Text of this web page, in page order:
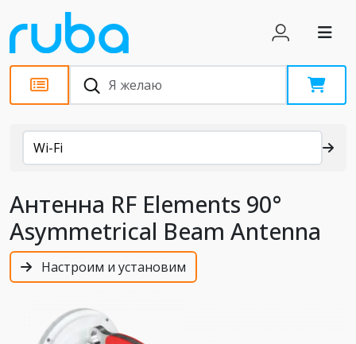
Каталог
Wi-Fi
Антенна RF Elements 90°
Asymmetrical Beam Antenna
Настроим и установим